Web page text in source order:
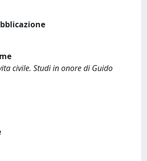
civile. Studi in onore di Guido